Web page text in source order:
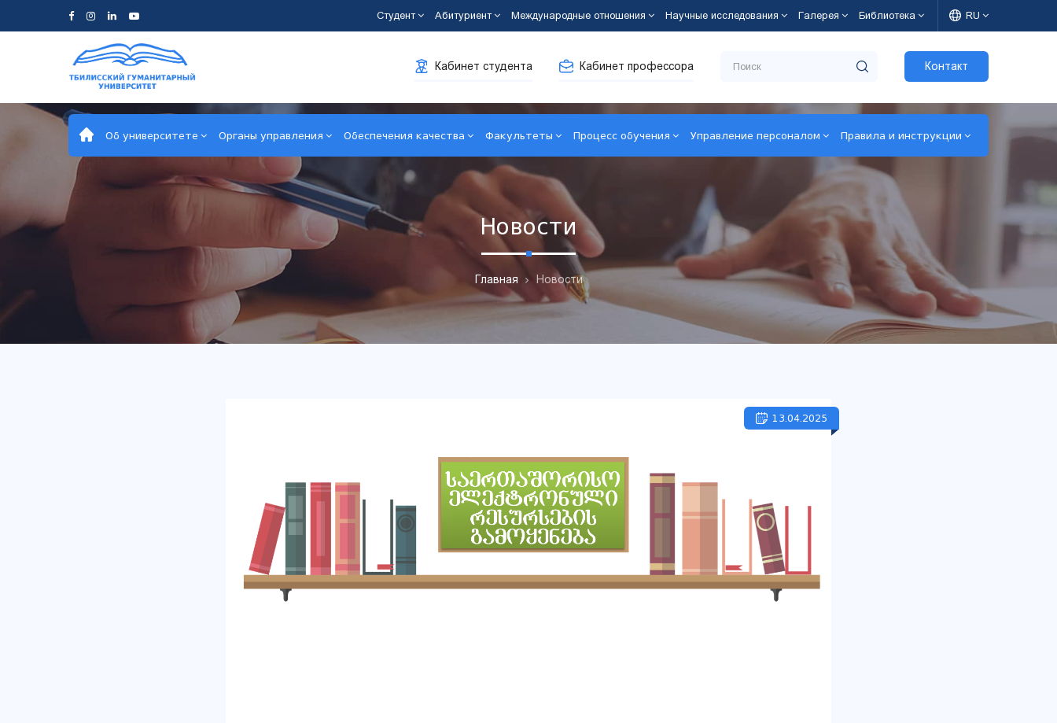
Студент Абитуриент Международные отношения Научные исследования Галерея Библиотека RU
Кабинет студента Кабинет профессора Контакт
Об университете Органы управления Обеспечения качества Факультеты Процесс обучения Управление персоналом Правила и инструкции
Новости
Главная Новости
13.04.2025